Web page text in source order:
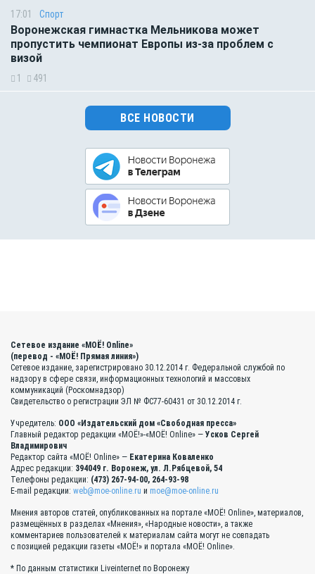
17:01 Спорт
Воронежская гимнастка Мельникова может
пропустить чемпионат Европы из-за проблем с
визой
1 491
ВСЕ НОВОСТИ
Сетевое издание «МОЁ! Online»
(перевод - «МОЁ! Прямая линия»)
Сетевое издание, зарегистрировано 30.12.2014 г. Федеральной службой по
надзору в сфере связи, информационных технологий и массовых
коммуникаций (Роскомнадзор)
Свидетельство о регистрации ЭЛ № ФС77-60431 от 30.12.2014 г.
Учредитель: ООО «Издательский дом «Свободная пресса»
Главный редактор редакции «МОЁ!»-«МОЁ! Online» — Усков Сергей
Владимирович
Редактор сайта «МОЁ! Online» — Екатерина Коваленко
Адрес редакции: 394049 г. Воронеж, ул. Л.Рябцевой, 54
Телефоны редакции: (473) 267-94-00, 264-93-98
E-mail редакции: web@moe-online.ru и moe@moe-online.ru
Мнения авторов статей, опубликованных на портале «МОЁ! Online», материалов,
размещённых в разделах «Мнения», «Народные новости», а также
комментариев пользователей к материалам сайта могут не совпадать
с позицией редакции газеты «МОЁ!» и портала «МОЁ! Online».
* По данным статистики Liveinternet по Воронежу